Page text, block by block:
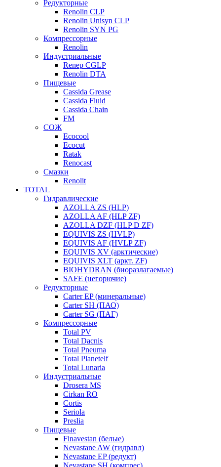
Редукторные
Renolin CLP
Renolin Unisyn CLP
Renolin SYN PG
Компрессорные
Renolin
Индустриальные
Renep CGLP
Renolin DTA
Пищевые
Cassida Grease
Cassida Fluid
Cassida Chain
FM
СОЖ
Ecocool
Ecocut
Ratak
Renocast
Смазки
Renolit
TOTAL
Гидравлические
AZOLLA ZS (HLP)
AZOLLA AF (HLP ZF)
AZOLLA DZF (HLP D ZF)
EQUIVIS ZS (HVLP)
EQUIVIS AF (HVLP ZF)
EQUIVIS XV (арктические)
EQUIVIS XLT (аркт. ZF)
BIOHYDRAN (биоразлагаемые)
SAFE (негорючие)
Редукторные
Carter EP (минеральные)
Carter SH (ПАО)
Carter SG (ПАГ)
Компрессорные
Total PV
Total Dacnis
Total Pneuma
Total Planetelf
Total Lunaria
Индустриальные
Drosera MS
Cirkan RO
Cortis
Seriola
Preslia
Пищевые
Finavestan (белые)
Nevastane AW (гидравл)
Nevastane EP (редукт)
Nevastane SH (компрес)